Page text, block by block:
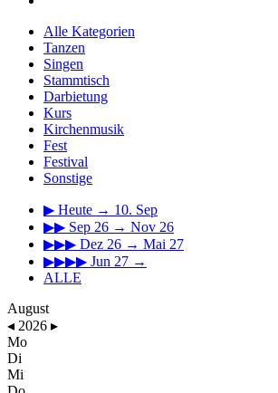
Alle Kategorien
Tanzen
Singen
Stammtisch
Darbietung
Kurs
Kirchenmusik
Fest
Festival
Sonstige
▶ Heute → 10. Sep
▶▶ Sep 26 → Nov 26
▶▶▶ Dez 26 → Mai 27
▶▶▶▶ Jun 27 →
ALLE
August
◂ 2026 ▸
Mo
Di
Mi